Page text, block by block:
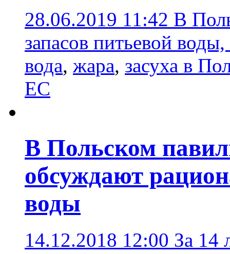
28.06.2019 11:42 В
запасов питьевой
вода, жара, засуха в
ЕС
В Польском
обсуждают
воды
14.12.2018 12:00 За 14